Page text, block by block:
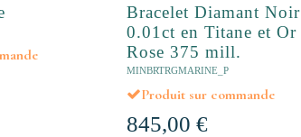
Bracelet Diamant Noir
0.01ct en Titane et Or
Rose 375 mill.
MINBRTRGMARINE_P
Produit sur commande
845,00 €